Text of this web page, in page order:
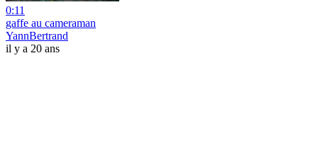
0:11
gaffe au cameraman
YannBertrand
il y a 20 ans